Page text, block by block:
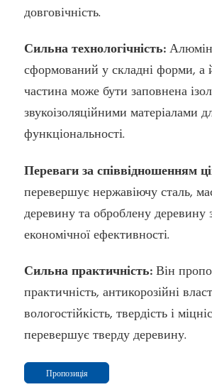
довговічність.
Сильна технологічність:
сформований у складні форми, а
частина може бути заповнена
звукоізоляційними матеріалами
функціональності.
Переваги за співвідношенням
перевершує нержавіючу сталь,
деревину та оброблену деревину
економічної ефективності.
Сильна практичність:Він
практичність, антикорозійні
вологостійкість, твердість і
перевершує тверду деревину.
Пропозиція